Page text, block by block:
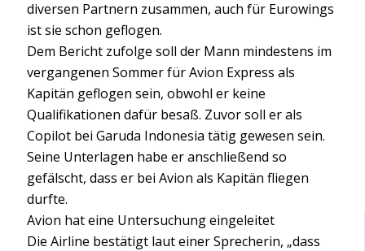
diversen Partnern zusammen, auch für Eurowings
ist sie schon geflogen.
Dem Bericht zufolge soll der Mann mindestens im
vergangenen Sommer für Avion Express als
Kapitän geflogen sein, obwohl er keine
Qualifikationen dafür besaß. Zuvor soll er als
Copilot bei Garuda Indonesia tätig gewesen sein.
Seine Unterlagen habe er anschließend so
gefälscht, dass er bei Avion als Kapitän fliegen
durfte.
Avion hat eine Untersuchung eingeleitet
Die Airline bestätigt laut einer Sprecherin, „dass